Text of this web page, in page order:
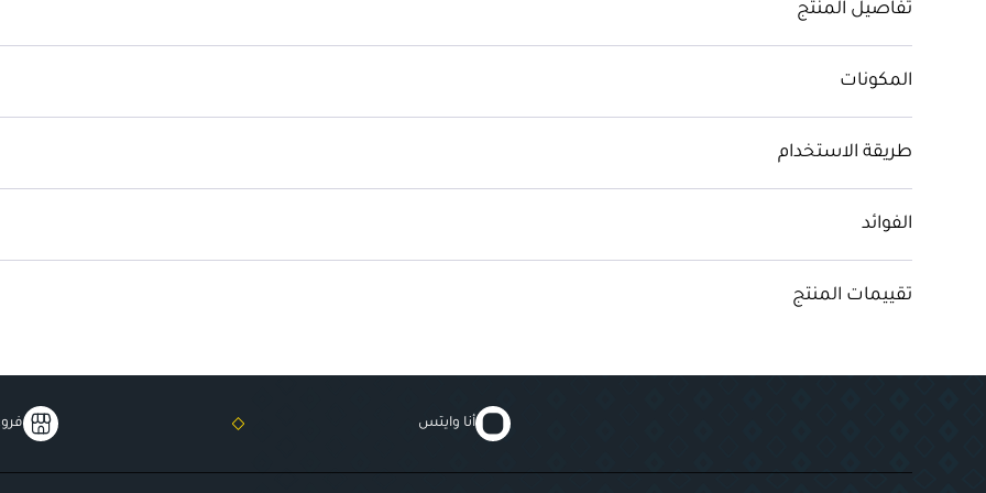
تفاصيل المنتج
المكونات
طريقة الاستخدام
الفوائد
تقييمات المنتج
أنا وايتس